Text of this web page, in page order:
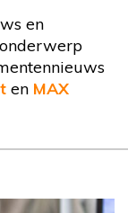
en
en MAX